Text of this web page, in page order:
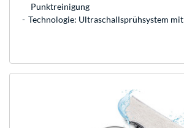
Punktreinigung
Technologie: Ultraschallsprühsystem